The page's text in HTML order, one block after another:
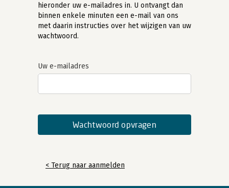
hieronder uw e-mailadres in. U ontvangt dan
binnen enkele minuten een e-mail van ons
met daarin instructies over het wijzigen van uw
wachtwoord.
Uw e-mailadres
< Terug naar aanmelden